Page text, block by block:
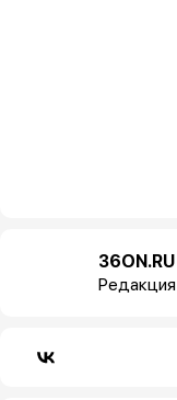
36ON.RU
Редакция